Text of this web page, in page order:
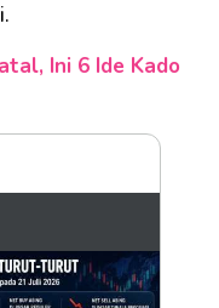
Ini 6 Ide Kado